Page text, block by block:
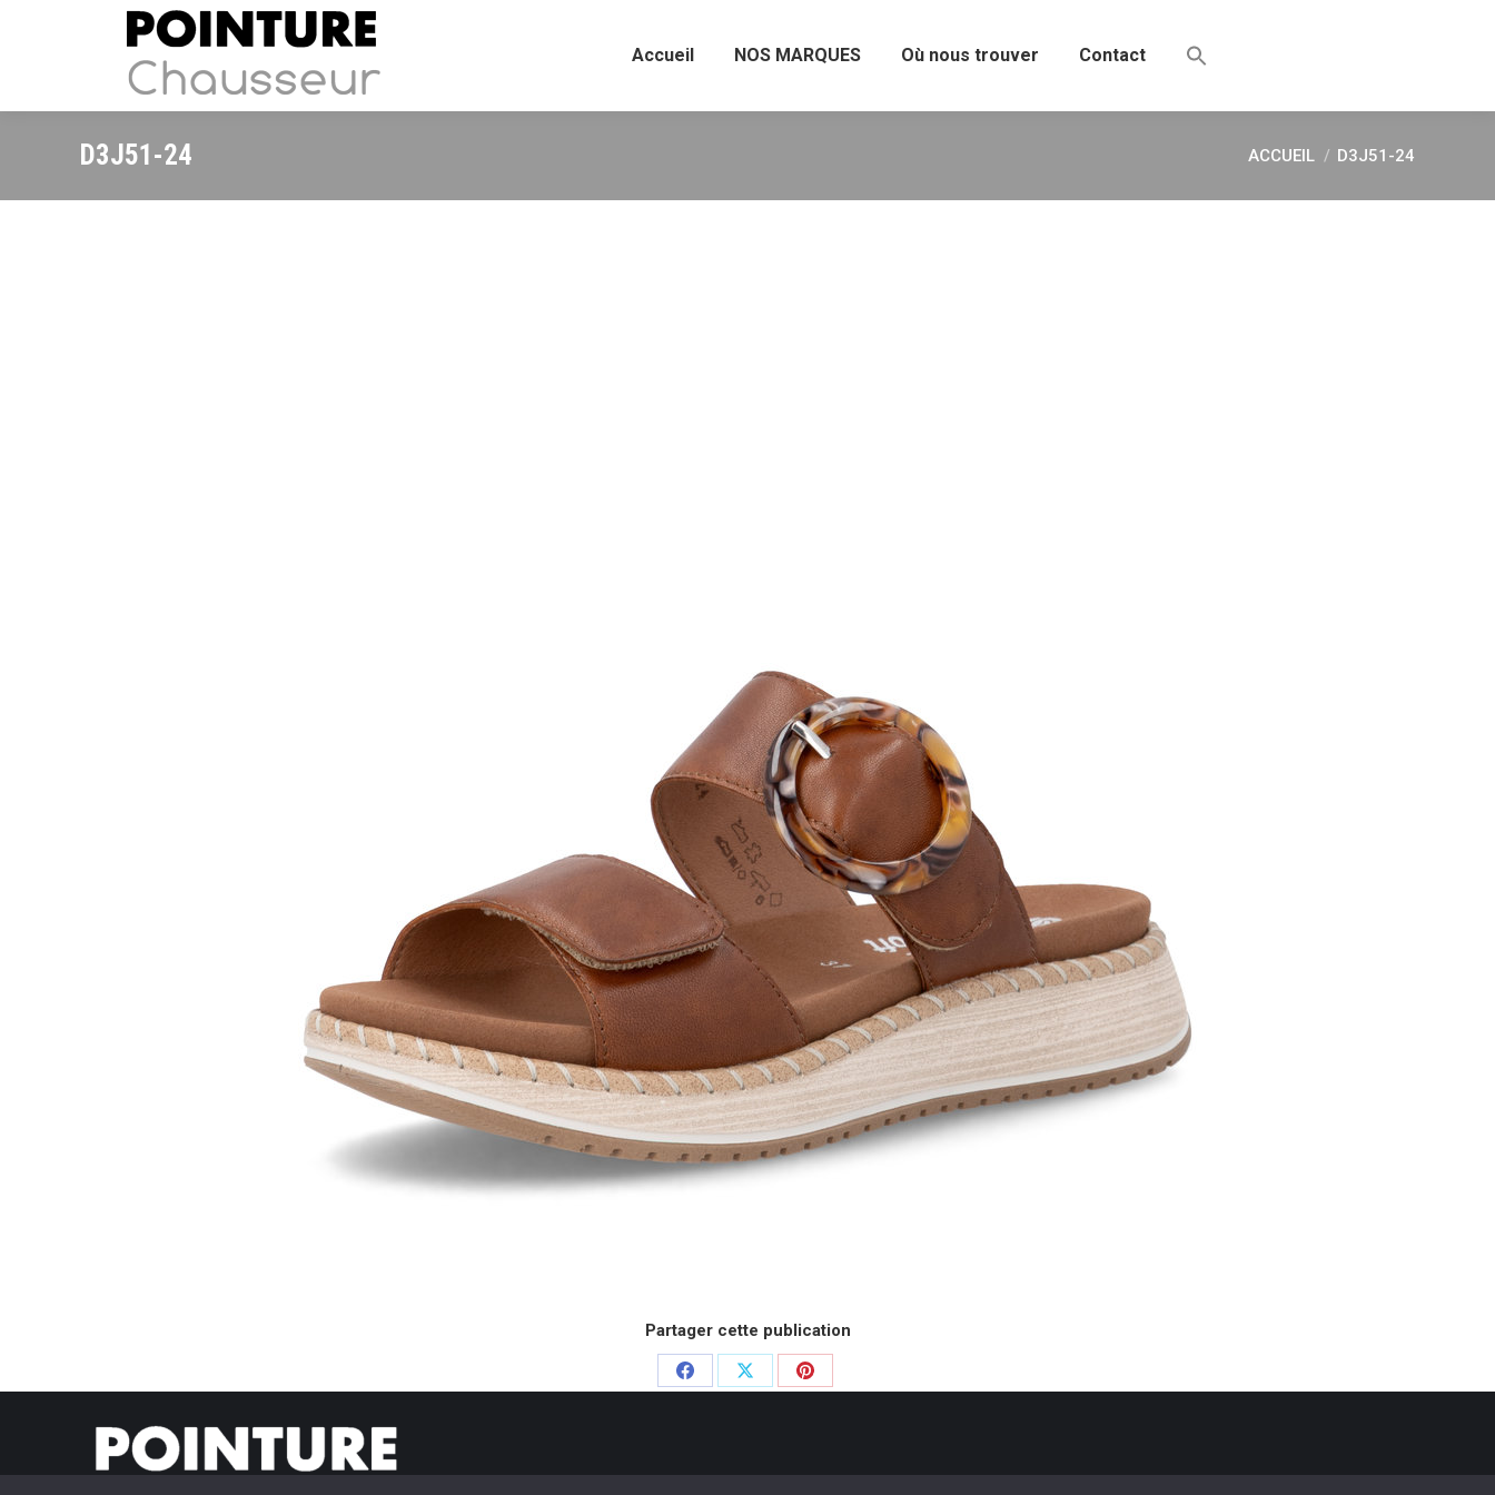
Accueil NOS MARQUES Où nous trouver Contact
D3J51-24 Vous êtes ici :
ACCUEIL D3J51-24
Partager cette publication
PartagerPartagerPartager
© Pointure Chausseurs - 2020. Dream-Theme — trulypremium WordPress themes Politique de confidentialité Mentions Légales Contact